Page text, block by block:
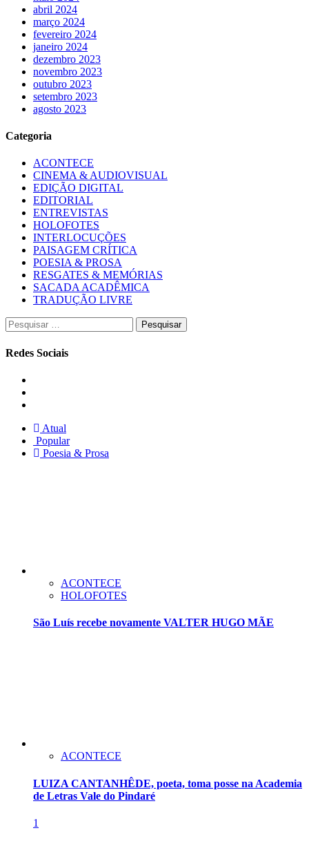
abril 2024
março 2024
fevereiro 2024
janeiro 2024
dezembro 2023
novembro 2023
outubro 2023
setembro 2023
agosto 2023
Categoria
ACONTECE
CINEMA & AUDIOVISUAL
EDIÇÃO DIGITAL
EDITORIAL
ENTREVISTAS
HOLOFOTES
INTERLOCUÇÕES
PAISAGEM CRÍTICA
POESIA & PROSA
RESGATES & MEMÓRIAS
SACADA ACADÊMICA
TRADUÇÃO LIVRE
Pesquisar
por:
Redes Sociais
Atual
Popular
Poesia & Prosa
ACONTECE
HOLOFOTES
São Luís recebe novamente VALTER HUGO MÃE
ACONTECE
LUIZA CANTANHÊDE, poeta, toma posse na Academia
de Letras Vale do Pindaré
1